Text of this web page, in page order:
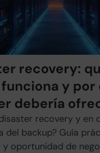
recovery:
y por
debería
recovery y en
del backup? Guía
y oportunidad de